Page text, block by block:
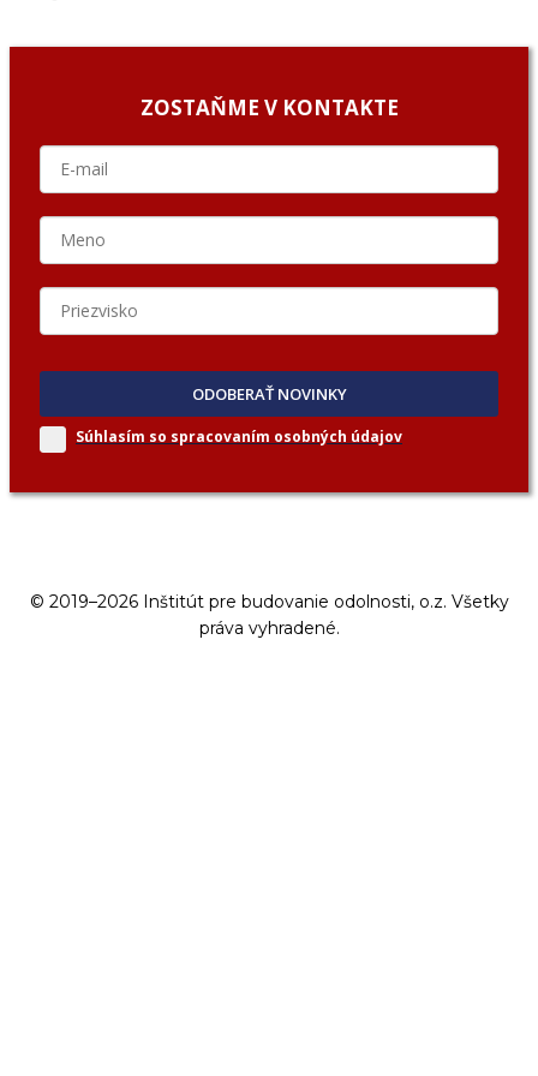
ZOSTAŇME V KONTAKTE
ODOBERAŤ NOVINKY
Súhlasím so spracovaním osobných údajov
© 2019–2026 Inštitút pre budovanie odolnosti, o.z. Všetky
práva vyhradené.